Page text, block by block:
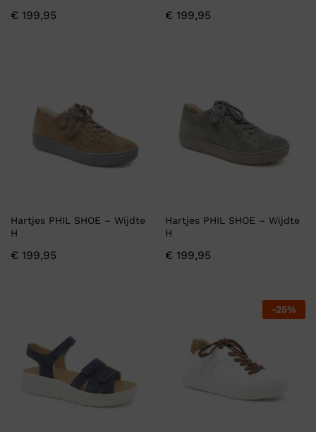
€ 199,95 € 199,95
Hartjes PHIL SHOE – Wijdte
H
€ 199,95
Hartjes PHIL SHOE – Wijdte
H
€ 199,95
-25%